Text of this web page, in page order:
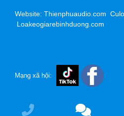
Website: Thienphuaudio.com
Loakeogiarebinhduong.com
Mạng xã hội: